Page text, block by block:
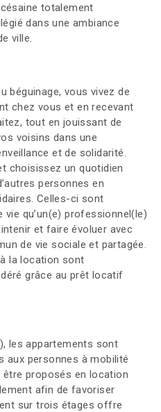
totalement
dans une ambiance
ville.
béguinage, vous vivez de
chez vous et en recevant
tout en jouissant de
voisins dans une
et de solidarité.
choisissez un quotidien
personnes en
Celles-ci sont
qu’un(e) professionnel(le)
et faire évoluer avec
de vie sociale et partagée.
la location sont
grâce au prêt locatif
les appartements sont
aux personnes à mobilité
proposés en location
afin de favoriser
sur trois étages offre